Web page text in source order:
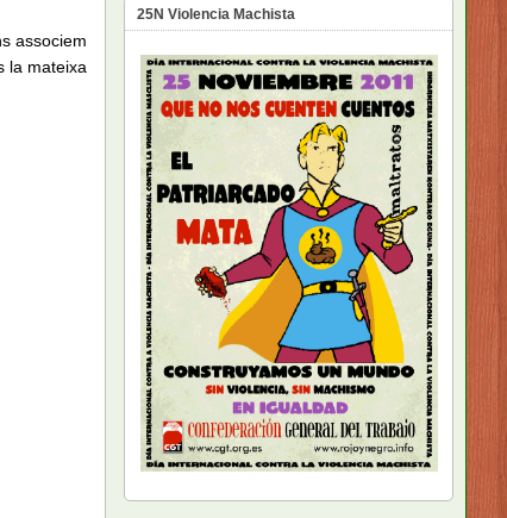
associem
la mateixa
25N Violencia Machista